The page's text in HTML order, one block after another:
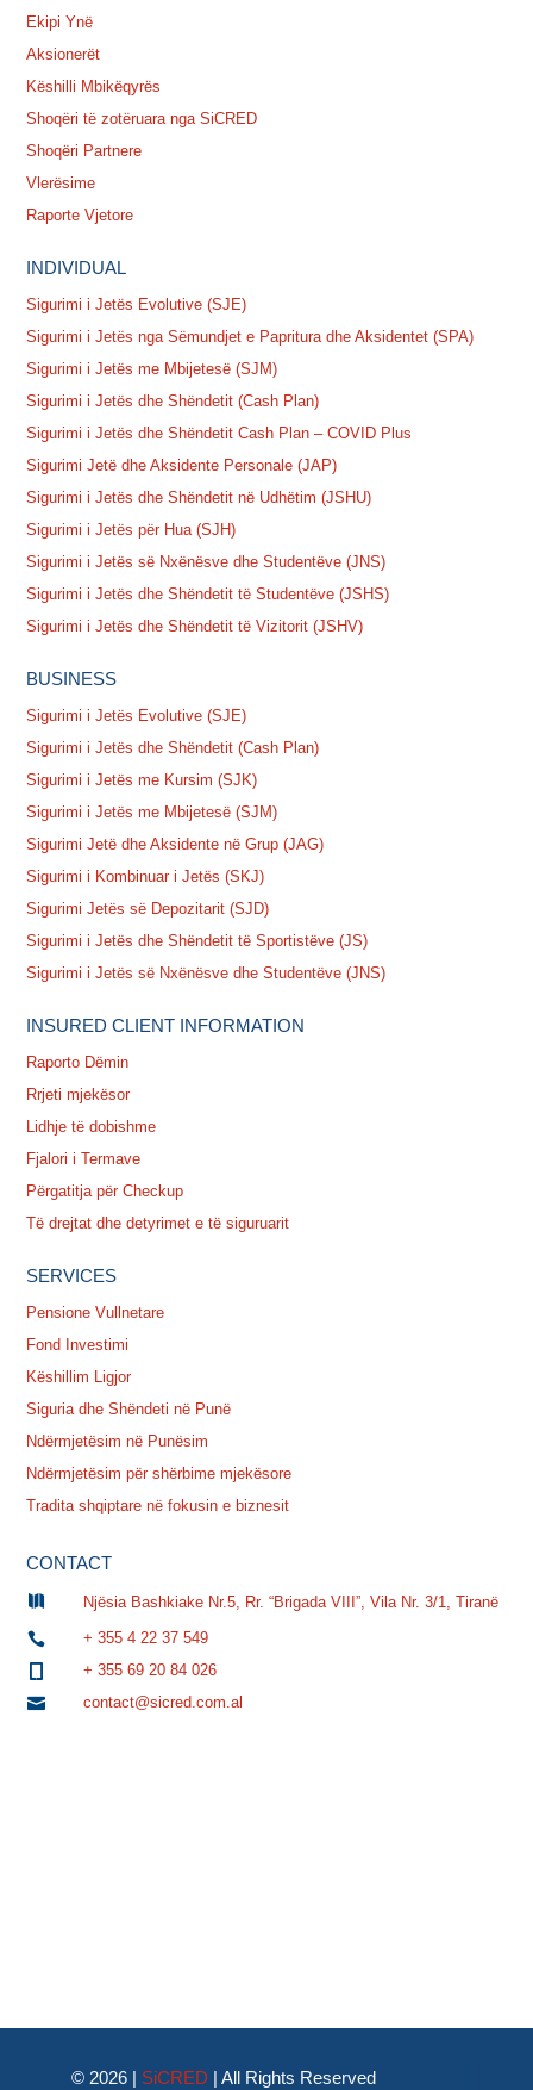
Ekipi Ynë
Aksionerët
Këshilli Mbikëqyrës
Shoqëri të zotëruara nga SiCRED
Shoqëri Partnere
Vlerësime
Raporte Vjetore
INDIVIDUAL
Sigurimi i Jetës Evolutive (SJE)
Sigurimi i Jetës nga Sëmundjet e Papritura dhe Aksidentet (SPA)
Sigurimi i Jetës me Mbijetesë (SJM)
Sigurimi i Jetës dhe Shëndetit (Cash Plan)
Sigurimi i Jetës dhe Shëndetit Cash Plan – COVID Plus
Sigurimi Jetë dhe Aksidente Personale (JAP)
Sigurimi i Jetës dhe Shëndetit në Udhëtim (JSHU)
Sigurimi i Jetës për Hua (SJH)
Sigurimi i Jetës së Nxënësve dhe Studentëve (JNS)
Sigurimi i Jetës dhe Shëndetit të Studentëve (JSHS)
Sigurimi i Jetës dhe Shëndetit të Vizitorit (JSHV)
BUSINESS
Sigurimi i Jetës Evolutive (SJE)
Sigurimi i Jetës dhe Shëndetit (Cash Plan)
Sigurimi i Jetës me Kursim (SJK)
Sigurimi i Jetës me Mbijetesë (SJM)
Sigurimi Jetë dhe Aksidente në Grup (JAG)
Sigurimi i Kombinuar i Jetës (SKJ)
Sigurimi Jetës së Depozitarit (SJD)
Sigurimi i Jetës dhe Shëndetit të Sportistëve (JS)
Sigurimi i Jetës së Nxënësve dhe Studentëve (JNS)
INSURED CLIENT INFORMATION
Raporto Dëmin
Rrjeti mjekësor
Lidhje të dobishme
Fjalori i Termave
Përgatitja për Checkup
Të drejtat dhe detyrimet e të siguruarit
SERVICES
Pensione Vullnetare
Fond Investimi
Këshillim Ligjor
Siguria dhe Shëndeti në Punë
Ndërmjetësim në Punësim
Ndërmjetësim për shërbime mjekësore
Tradita shqiptare në fokusin e biznesit
CONTACT
 Njësia Bashkiake Nr.5, Rr. “Brigada VIII”, Vila Nr. 3/1, Tiranë

+ 355 4 22 37 549
+ 355 69 20 84 026

contact@sicred.com.al
© 2026 | SiCRED | All Rights Reserved